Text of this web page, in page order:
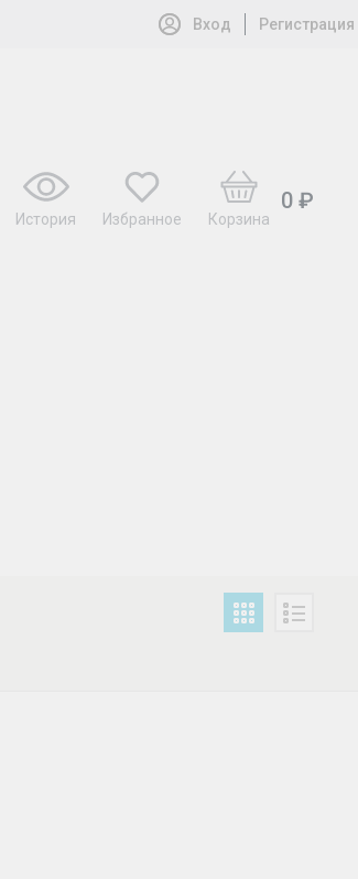
Вход Регистрация
История Избранное Корзина
0 ₽